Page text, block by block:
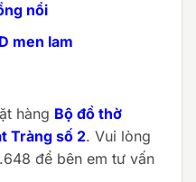
nổi
men lam
hàng Bộ đồ thờ
Tràng số 2. Vui lòng
để bên em tư vấn